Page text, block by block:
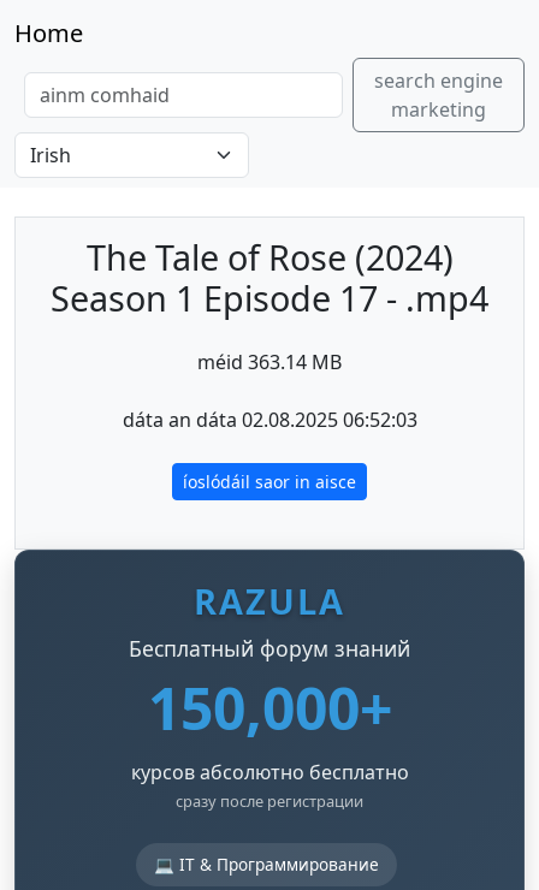
Home
search engine
marketing
The Tale of Rose (2024)
Season 1 Episode 17 - .mp4
méid 363.14 MB
dáta an dáta 02.08.2025 06:52:03
íoslódáil saor in aisce
RAZULA
Бесплатный форум знаний
150,000+
курсов абсолютно бесплатно
сразу после регистрации
💻 IT & Программирование